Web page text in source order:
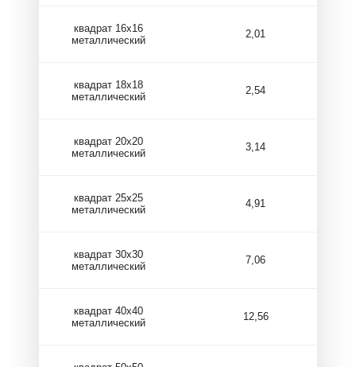
квадрат 16х16
металлический
2,01
квадрат 18х18
металлический
2,54
квадрат 20х20
металлический
3,14
квадрат 25х25
металлический
4,91
квадрат 30х30
металлический
7,06
квадрат 40х40
металлический
12,56